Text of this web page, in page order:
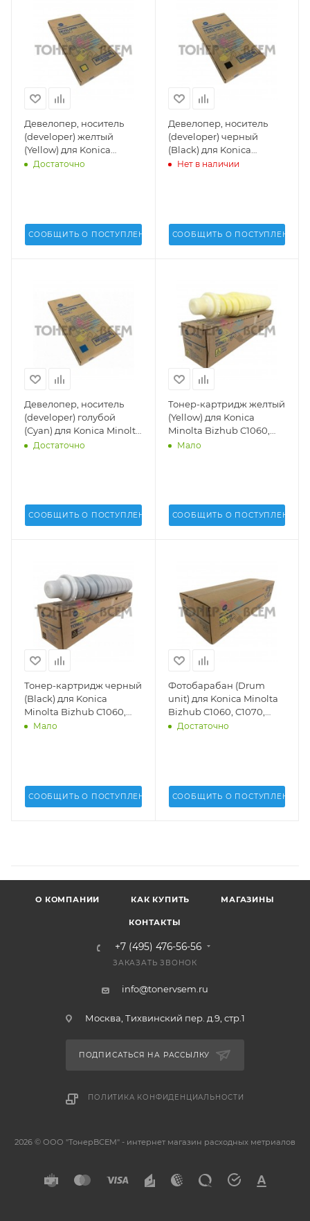
Девелопер, носитель
(developer) желтый
(Yellow) для Konica
Minolta Bizhub C1060,
Достаточно
СООБЩИТЬ О ПОСТУПЛЕНИИ
Девелопер, носитель
(developer) черный
(Black) для Konica
Minolta Bizhub C1060,
Нет в наличии
СООБЩИТЬ О ПОСТУПЛЕНИИ
Девелопер, носитель
(developer) голубой
(Cyan) для Konica Minolta
Bizhub C1060, C1070,
Достаточно
СООБЩИТЬ О ПОСТУПЛЕНИИ
Тонер-картридж желтый
(Yellow) для Konica
Minolta Bizhub C1060,
C1070, AccurioPress
Мало
СООБЩИТЬ О ПОСТУПЛЕНИИ
Тонер-картридж черный
(Black) для Konica
Minolta Bizhub C1060,
C1070, AccurioPress
Мало
СООБЩИТЬ О ПОСТУПЛЕНИИ
Фотобарабан (Drum
unit) для Konica Minolta
Bizhub C1060, C1070,
AccurioPress C2060,
Достаточно
СООБЩИТЬ О ПОСТУПЛЕНИИ
О КОМПАНИИ КАК КУПИТЬ МАГАЗИНЫ
КОНТАКТЫ
+7 (495) 476-56-56
ЗАКАЗАТЬ ЗВОНОК
info@tonervsem.ru
Москва, Тихвинский пер. д.9, стр.1
ПОДПИСАТЬСЯ НА РАССЫЛКУ
ПОЛИТИКА КОНФИДЕНЦИАЛЬНОСТИ
2026 © ООО "ТонерВСЕМ" - интернет магазин расходных метриалов